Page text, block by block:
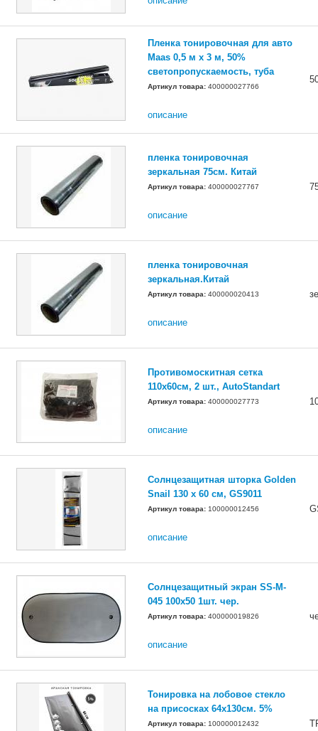
Пленка тонировочная для авто
Maas 0,5 м х 3 м, 50%
светопропускаемость, туба
Артикул товара: 400000027766
описание
пленка тонировочная
зеркальная 75см. Китай
Артикул товара: 400000027767
описание
пленка тонировочная
зеркальная.Китай
Артикул товара: 400000020413
описание
Противомоскитная сетка
110х60см, 2 шт., AutoStandart
Артикул товара: 400000027773
описание
Солнцезащитная шторка Golden
Snail 130 х 60 см, GS9011
Артикул товара: 100000012456
описание
Солнцезащитный экран SS-M-
045 100х50 1шт. чер.
Артикул товара: 400000019826
описание
Тонировка на лобовое стекло
на присосках 64х130см. 5%
Артикул товара: 100000012432